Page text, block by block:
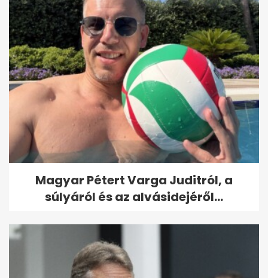
Magyar Pétert Varga Juditról, a
súlyáról és az alvásidejéről...